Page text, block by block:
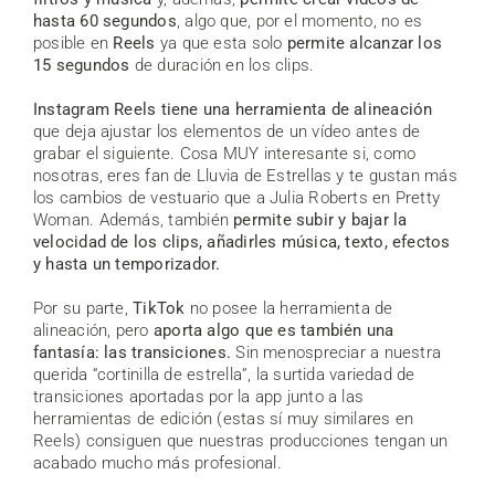
hasta 60 segundos , algo que, por el momento, no es
posible en Reels ya que esta solo permite alcanzar los
15 segundos de duración en los clips.
Instagram Reels tiene una herramienta de alineación
que deja ajustar los elementos de un vídeo antes de
grabar el siguiente. Cosa MUY interesante si, como
nosotras, eres fan de Lluvia de Estrellas y te gustan más
los cambios de vestuario que a Julia Roberts en Pretty
Woman. Además, también permite subir y bajar la
velocidad de los clips, añadirles música, texto, efectos
y hasta un temporizador.
Por su parte,TikTok no posee la herramienta de
alineación, pero aporta algo que es también una
fantasía: las transiciones. Sin menospreciar a nuestra
querida “cortinilla de estrella”, la surtida variedad de
transiciones aportadas por la app junto a las
herramientas de edición (estas sí muy similares en
Reels) consiguen que nuestras producciones tengan un
acabado mucho más profesional.